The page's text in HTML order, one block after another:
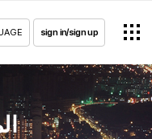
sign in/sign up